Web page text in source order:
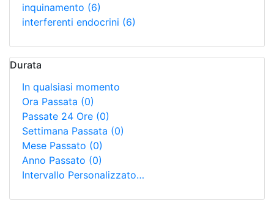
inquinamento (6)
interferenti endocrini (6)
Durata
In qualsiasi momento
Ora Passata (0)
Passate 24 Ore (0)
Settimana Passata (0)
Mese Passato (0)
Anno Passato (0)
Intervallo Personalizzato…